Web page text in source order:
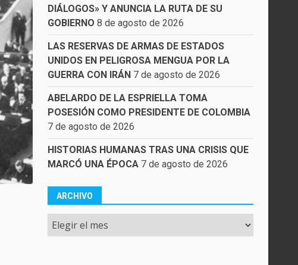
DIÁLOGOS» Y ANUNCIA LA RUTA DE SU
GOBIERNO 8 de agosto de 2026
LAS RESERVAS DE ARMAS DE ESTADOS
UNIDOS EN PELIGROSA MENGUA POR LA
GUERRA CON IRÁN 7 de agosto de 2026
ABELARDO DE LA ESPRIELLA TOMA
POSESIÓN COMO PRESIDENTE DE COLOMBIA
7 de agosto de 2026
HISTORIAS HUMANAS TRAS UNA CRISIS QUE
MARCÓ UNA ÉPOCA 7 de agosto de 2026
ARCHIVO
Archivo